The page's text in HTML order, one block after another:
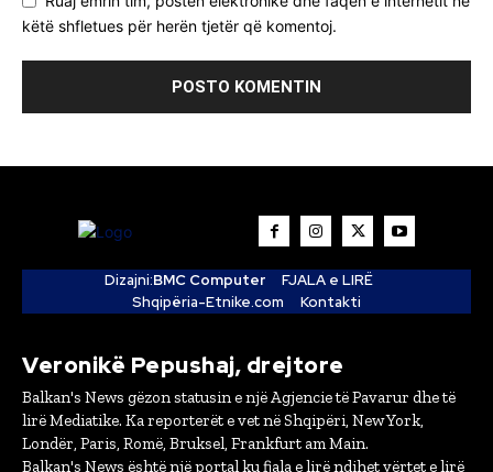
këtë shfletues për herën tjetër që komentoj.
Dizajni:BMC Computer
FJALA e LIRË
Shqipëria-Etnike.com
Kontakti
Veronikë Pepushaj, drejtore
Balkan's News gëzon statusin e një Agjencie të Pavarur dhe të
lirë Mediatike. Ka reporterët e vet në Shqipëri, New York,
Londër, Paris, Romë, Bruksel, Frankfurt am Main.
Balkan's News është një portal ku fjala e lirë ndihet vërtet e lirë